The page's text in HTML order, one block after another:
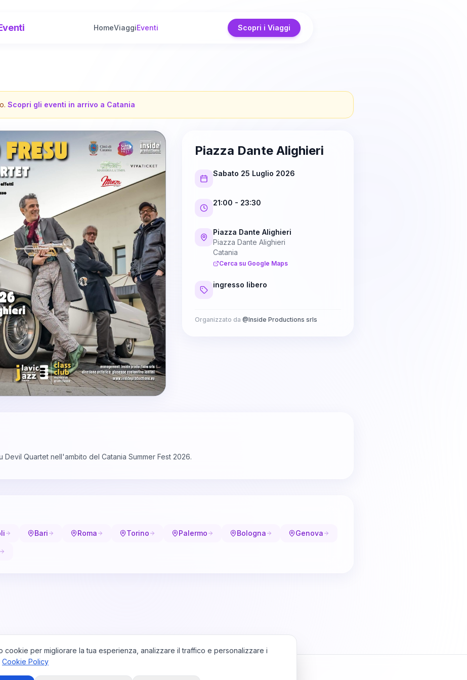
HomeViaggiEventi Scopri i Viaggi
Scopri gli eventi in arrivo a Catania
Piazza Dante Alighieri
Sabato 25 Luglio 2026
21:00 - 23:30
Piazza Dante Alighieri
Piazza Dante Alighieri
Catania
Cerca su Google Maps
ingresso libero
Organizzato da @Inside Productions srls
Devil Quartet nell'ambito del Catania Summer Fest 2026.
Bari Roma Torino Palermo Bologna Genova
cookie per migliorare la tua esperienza, analizzare il traffico e personalizzare i
Cookie Policy